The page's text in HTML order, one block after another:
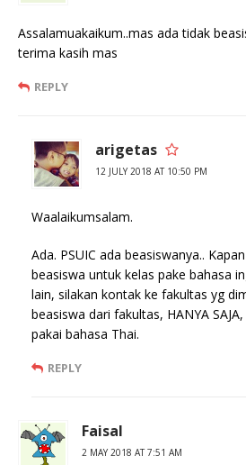
Assalamuakaikum..mas ada tidak
terima kasih mas
REPLY
arigetas
12 JULY 2018 AT 10:50 PM
Waalaikumsalam.
Ada. PSUIC ada beasiswanya..
beasiswa untuk kelas pake bahasa
lain, silakan kontak ke fakultas yg
beasiswa dari fakultas, HANYA
pakai bahasa Thai.
REPLY
Faisal
2 MAY 2018 AT 7:51 AM